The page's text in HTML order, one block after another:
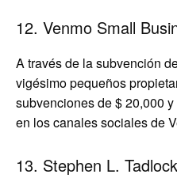
12. Venmo Small
A través de la subvención
vigésimo pequeños
subvenciones de $ 20,000
en los canales sociales de
13. Stephen L.